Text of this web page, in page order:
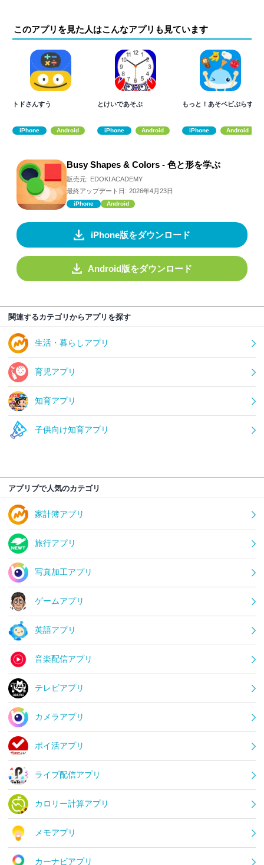
このアプリを見た人はこんなアプリも見ています
トドさんすう
iPhone Android
とけいであそぶ
iPhone Android
もっと！あそベビぷらす
iPhone Android
Busy Shapes & Colors - 色と形を学ぶ
販売元: EDOKI ACADEMY
最終アップデート日: 2026年4月23日
iPhone Android
iPhone版をダウンロード
Android版をダウンロード
関連するカテゴリからアプリを探す
生活・暮らしアプリ
育児アプリ
知育アプリ
子供向け知育アプリ
アプリブで人気のカテゴリ
家計簿アプリ
旅行アプリ
写真加工アプリ
ゲームアプリ
英語アプリ
音楽配信アプリ
テレビアプリ
カメラアプリ
ポイ活アプリ
ライブ配信アプリ
カロリー計算アプリ
メモアプリ
カーナビアプリ